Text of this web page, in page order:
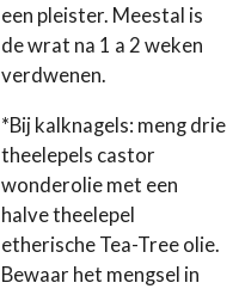
een pleister. Meestal is
de wrat na 1 a 2 weken
verdwenen.
*Bij kalknagels: meng drie
theelepels castor
wonderolie met een
halve theelepel
etherische Tea-Tree olie.
Bewaar het mengsel in